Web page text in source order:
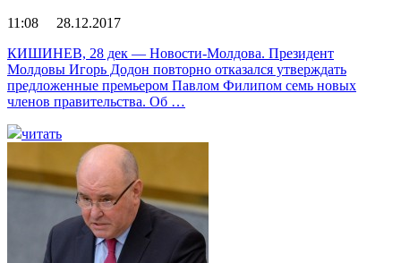
11:08 28.12.2017
КИШИНЕВ, 28 дек — Новости-Молдова. Президент
Молдовы Игорь Додон повторно отказался утверждать
предложенные премьером Павлом Филипом семь новых
членов правительства. Об …
читать